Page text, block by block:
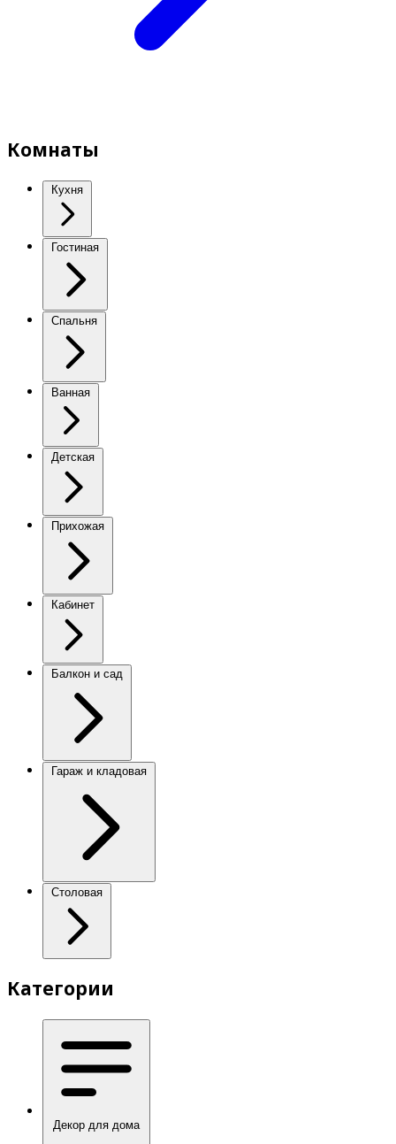
Комнаты
Кухня
Гостиная
Спальня
Ванная
Детская
Прихожая
Кабинет
Балкон и сад
Гараж и кладовая
Столовая
Категории
Декор для дома